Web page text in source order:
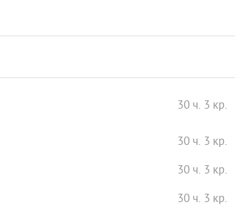
30 ч. 3 кр.
30 ч. 3 кр.
30 ч. 3 кр.
30 ч. 3 кр.